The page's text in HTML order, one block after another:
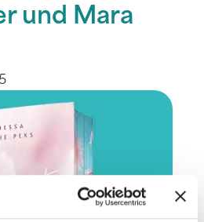
und Mara